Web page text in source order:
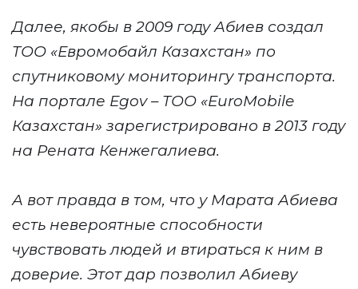
Далее, якобы в 2009 годуАбиев создал
ТОО «Евромобайл Казахстан» по
спутниковому мониторингу транспорта.
На портале Egov – ТОО «EuroMobile
Казахстан» зарегистрировано в 2013 году
на Рената Кенжегалиева.
А вот правда в том, что у Марата Абиева
есть невероятные способности
чувствовать людей и втираться к ним в
доверие. Этот дар позволил Абиеву